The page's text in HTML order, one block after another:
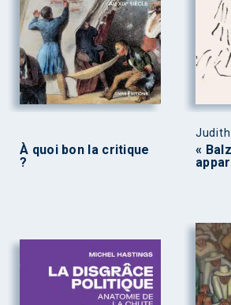
À quoi bon la critique
?
Judith
«